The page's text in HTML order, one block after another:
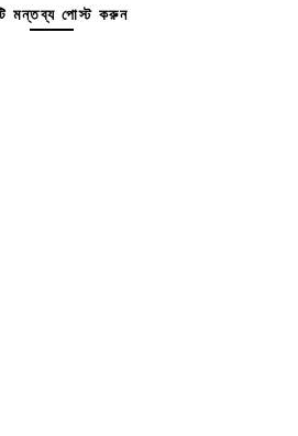
মন্তব্য পোস্ট করুন